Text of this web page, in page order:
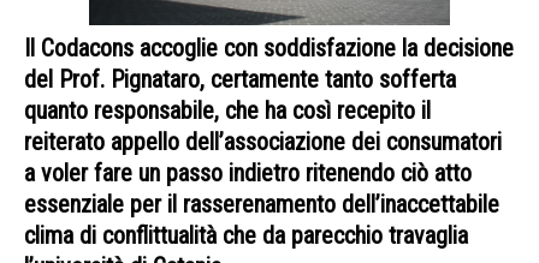
Il Codacons accoglie con soddisfazione la decisione
del Prof. Pignataro, certamente tanto sofferta
quanto responsabile, che ha così recepito il
reiterato appello dell’associazione dei consumatori
a voler fare un passo indietro ritenendo ciò atto
essenziale per il rasserenamento dell’inaccettabile
clima di conflittualità che da parecchio travaglia